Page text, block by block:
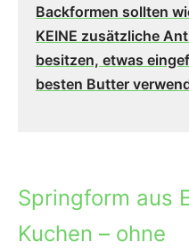
Backformen sollten
KEINE zusätzliche
besitzen, etwas
besten Butter
Springform aus
Kuchen – ohne